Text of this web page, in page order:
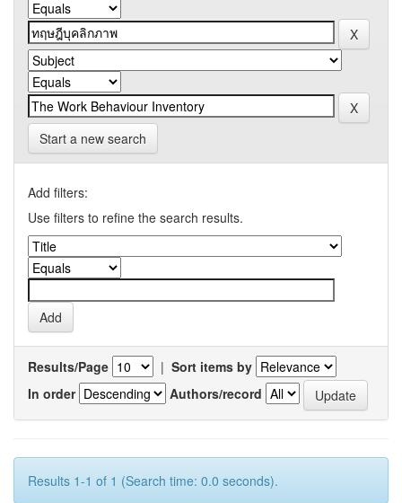
Start a new search
Add filters:
Use filters to refine the search results.
Results/Page | Sort items by
In order
Authors/record
Results 1-1 of 1 (Search time: 0.0 seconds).